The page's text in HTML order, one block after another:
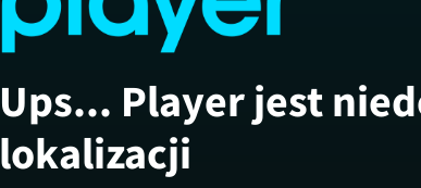
Ups... Player jest
lokalizacji